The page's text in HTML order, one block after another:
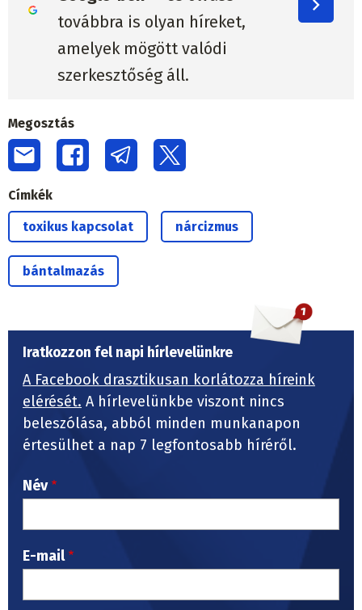
továbbra is olyan híreket,
amelyek mögött valódi
szerkesztőség áll.
Megosztás
Címkék
toxikus kapcsolat nárcizmus
bántalmazás
Iratkozzon fel napi hírlevelünkre
A Facebook drasztikusan korlátozza híreink
elérését. A hírlevelünkbe viszont nincs
beleszólása, abból minden munkanapon
értesülhet a nap 7 legfontosabb híréről.
Név
E-mail